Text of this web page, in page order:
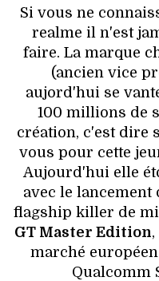
Si vous ne
realme il n'est
faire. La marque
(ancien vice
aujord'hui se
100 millions de
création, c'est dire
vous pour cette
Aujourd'hui elle
avec le lancement
flagship killer de
GT Master Edition
marché
Qualcomm